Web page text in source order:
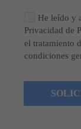
He leído y
Privacidad de
el tratamiento
condiciones